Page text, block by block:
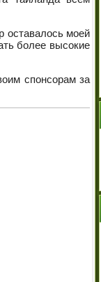
оставалось моей
более высокие
спонсорам за